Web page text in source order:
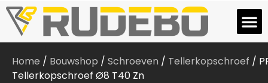
Home / Bouwshop / Schroeven / Tellerkopschroef /
Tellerkopschroef Ø8 T40 Zn